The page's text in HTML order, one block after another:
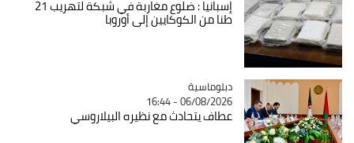
إسبانيا : ضلوع مغاربة في شبكة لتهريب 21
طنا من الكوكايين إلى أوروبا
Catégorie
دبلوماسية
06/08/2026 - 16:44
عطاف يتحادث مع نظيره البيلاروسي